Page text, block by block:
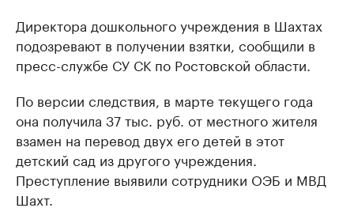
Директора дошкольного учреждения в Шахтах
подозревают в получении взятки, сообщили в
пресс-службе СУ СК по Ростовской области.
По версии следствия, в марте текущего года
она получила 37 тыс. руб. от местного жителя
взамен на перевод двух его детей в этот
детский сад из другого учреждения.
Преступление выявили сотрудники ОЭБ и МВД
Шахт.